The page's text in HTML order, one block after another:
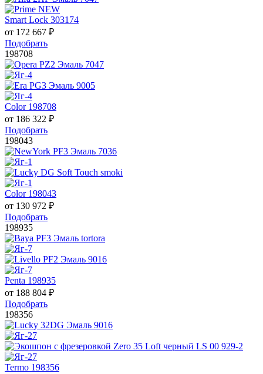
Smart Lock 303174
от 172 667 ₽
Подобрать
198708
Color 198708
от 186 322 ₽
Подобрать
198043
Color 198043
от 130 972 ₽
Подобрать
198935
Penta 198935
от 188 804 ₽
Подобрать
198356
Termo 198356